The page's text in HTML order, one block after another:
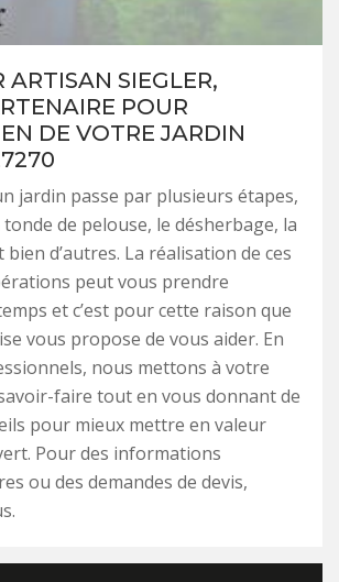
ARTISAN SIEGLER,
POUR
DE VOTRE JARDIN
jardin passe par plusieurs étapes,
de pelouse, le désherbage, la
d’autres. La réalisation de ces
peut vous prendre
et c’est pour cette raison que
vous propose de vous aider. En
nous mettons à votre
faire tout en vous donnant de
pour mieux mettre en valeur
Pour des informations
ou des demandes de devis,